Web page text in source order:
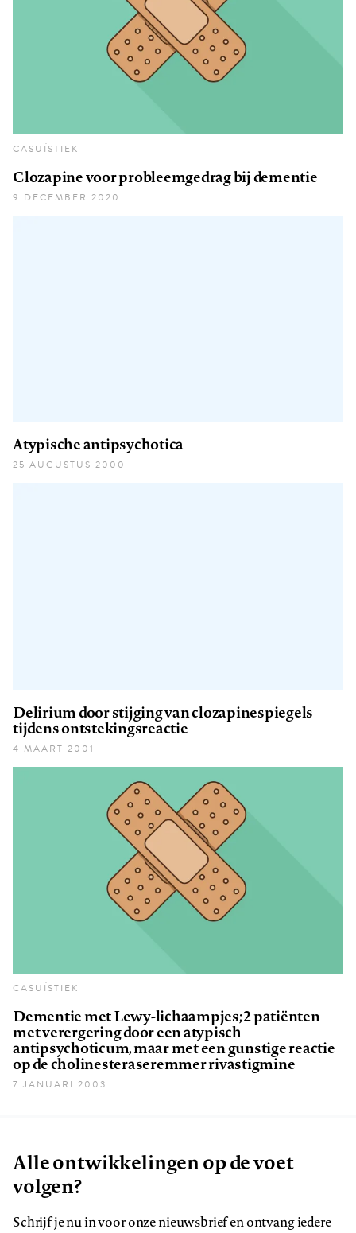
CASUÏSTIEK
Clozapine voor probleemgedrag bij dementie
9 DECEMBER 2020
Atypische antipsychotica
25 AUGUSTUS 2000
Delirium door stijging van clozapinespiegels
tijdens ontstekingsreactie
4 MAART 2001
CASUÏSTIEK
Dementie met Lewy-lichaampjes; 2 patiënten
met verergering door een atypisch
antipsychoticum, maar met een gunstige reactie
op de cholinesteraseremmer rivastigmine
7 JANUARI 2003
Alle ontwikkelingen op de voet
volgen?
Schrijf je nu in voor onze nieuwsbrief en ontvang iedere